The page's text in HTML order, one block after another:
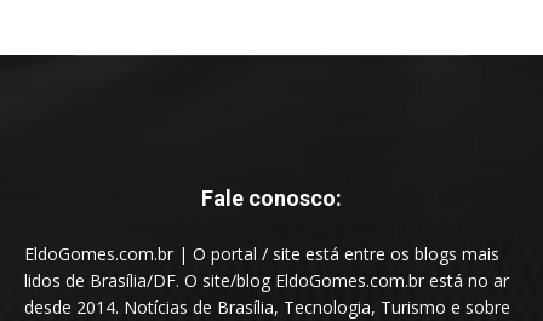
Fale conosco:
EldoGomes.com.br | O portal / site está entre os blogs mais
lidos de Brasília/DF. O site/blog EldoGomes.com.br está no ar
desde 2014. Notícias de Brasília, Tecnologia, Turismo e sobre